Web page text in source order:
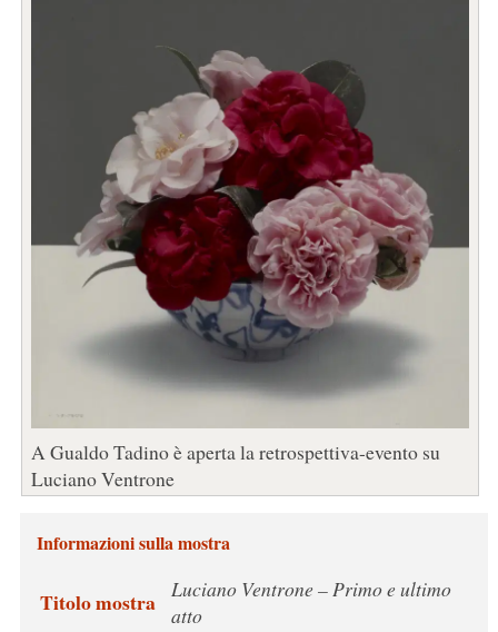
A Gualdo Tadino è aperta la retrospettiva-evento su
Luciano Ventrone
Informazioni sulla mostra
Titolo mostra Luciano Ventrone – Primo e ultimo
atto